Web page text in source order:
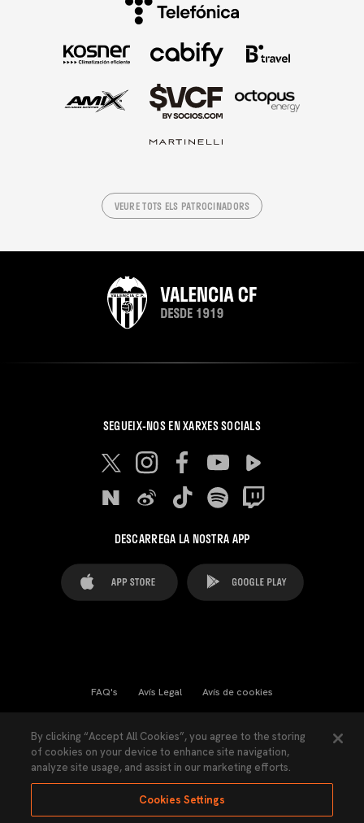
VEURE TOTS ELS PATROCINADORS
SEGUEIX-NOS EN XARXES SOCIALS
DESCARREGA LA NOSTRA APP
FAQ's Avís Legal Avís de cookies
Llei de Transparència Política de Privacitat
Accessibilitat
By clicking “Accept All Cookies”, you agree to the storing
of cookies on your device to enhance site navigation,
analyze site usage, and assist in our marketing efforts.
Cookies Settings